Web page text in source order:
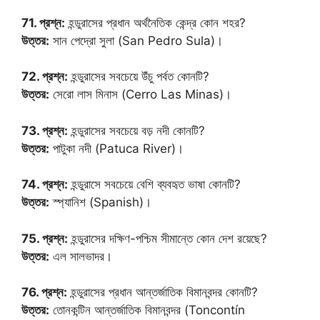
71. প্রশ্ন: হন্ডুরাসের প্রধান অর্থনৈতিক কেন্দ্র কোন শহর?
উত্তর: সান পেদ্রো সুলা (San Pedro Sula)।
72. প্রশ্ন: হন্ডুরাসের সবচেয়ে উঁচু পর্বত কোনটি?
উত্তর: সেরো লাস মিনাস (Cerro Las Minas)।
73. প্রশ্ন: হন্ডুরাসের সবচেয়ে বড় নদী কোনটি?
উত্তর: পাটুকা নদী (Patuca River)।
74. প্রশ্ন: হন্ডুরাসে সবচেয়ে বেশি ব্যবহৃত ভাষা কোনটি?
উত্তর: স্প্যানিশ (Spanish)।
75. প্রশ্ন: হন্ডুরাসের দক্ষিণ-পশ্চিম সীমান্তে কোন দেশ রয়েছে?
উত্তর: এল সালভাদর।
76. প্রশ্ন: হন্ডুরাসের প্রধান আন্তর্জাতিক বিমানবন্দর কোনটি?
উত্তর: তোনকন্টিন আন্তর্জাতিক বিমানবন্দর (Toncontín